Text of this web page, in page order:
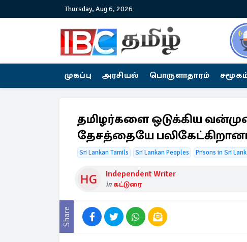
Thursday, Aug 6, 2026
முகப்பு அரசியல் பொருளாதாரம்
தமிழர்களை ஒடுக்கிய
தேசத்தையே
Sri Lankan Tamils Sri Lankan Peoples Prisons in Sri
Independent Writer
in கட்டுரை
Share